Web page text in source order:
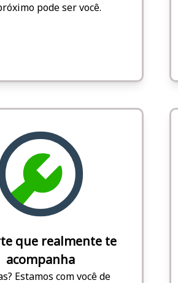
pode ser você.
que realmente te
acompanha
Estamos com você de